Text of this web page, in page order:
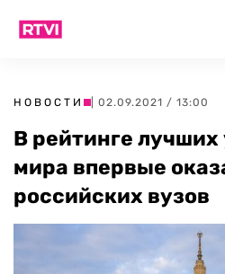
НОВОСТИ | 02.09.2021 / 13:00
В рейтинге
мира впервые
российских вузов